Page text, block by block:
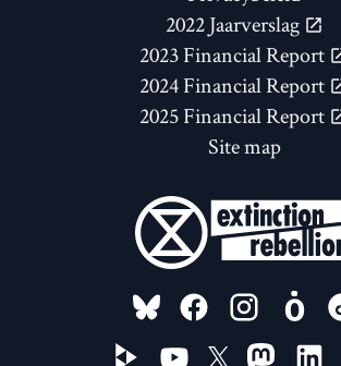
2022 Jaarverslag
2023 Financial Report
2024 Financial Report
2025 Financial Report
Site map
FOLLOW US ON